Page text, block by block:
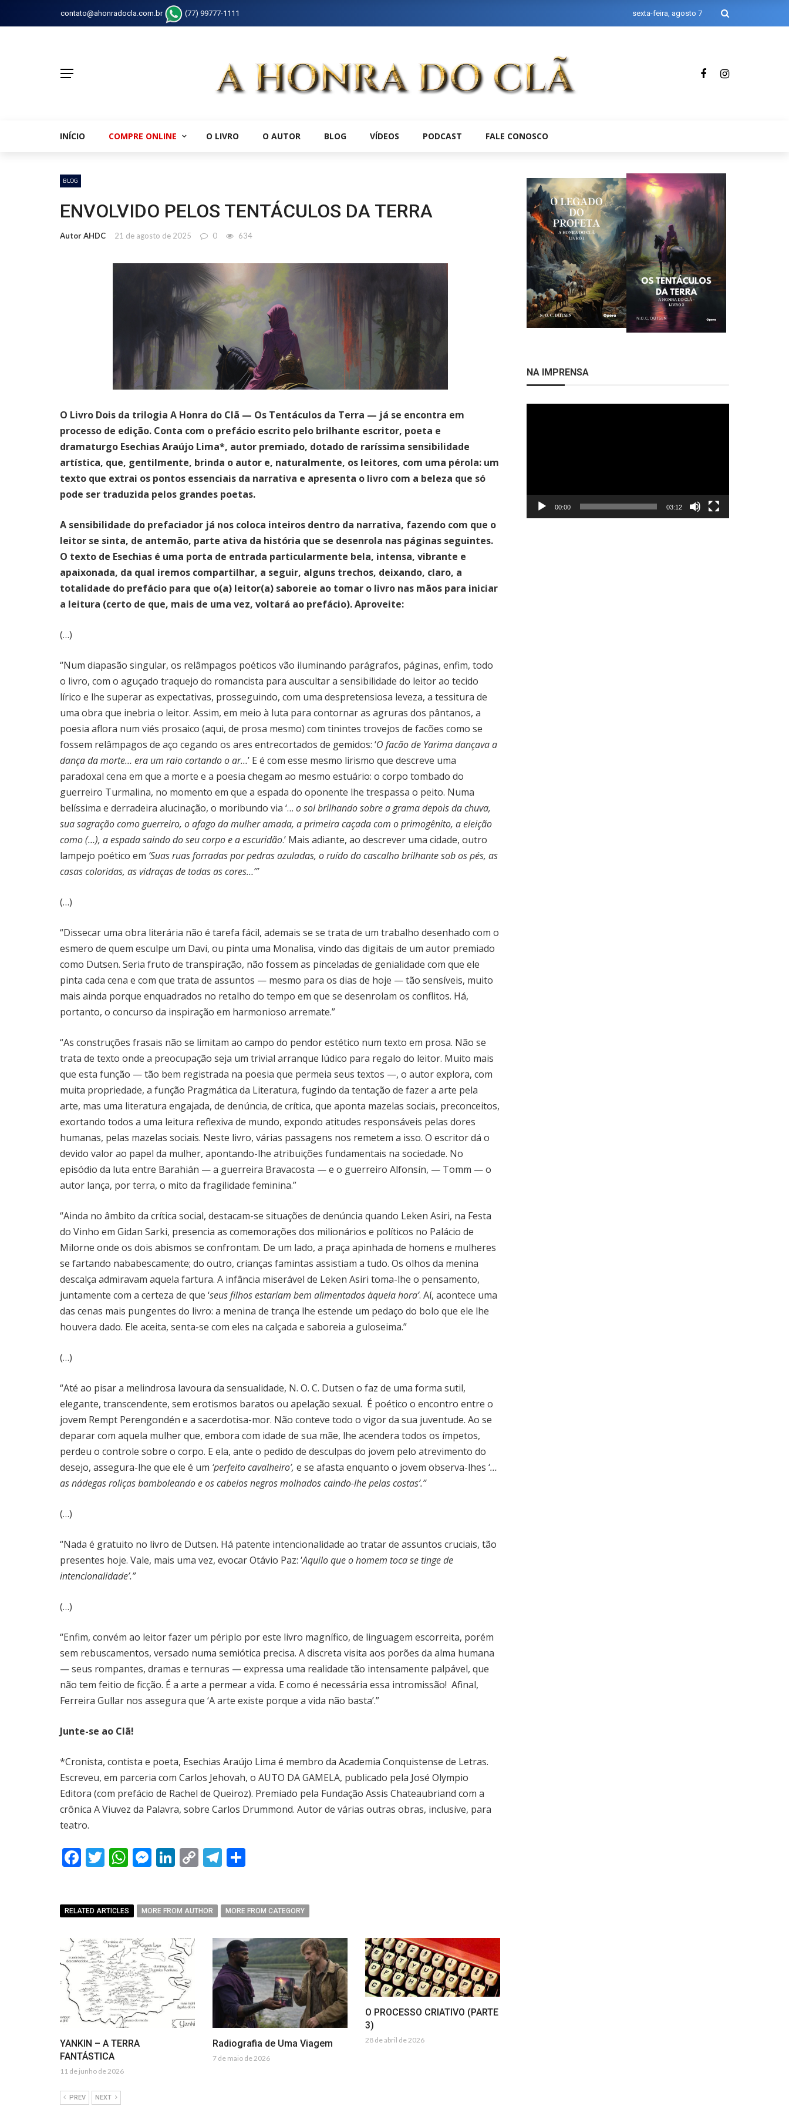
contato@ahonradocla.com.br (77) 99777-1111 sexta-feira, agosto 7
INÍCIO COMPRE ONLINE O LIVRO O AUTOR BLOG VÍDEOS PODCAST FALE CONOSCO
BLOG
ENVOLVIDO PELOS TENTÁCULOS DA TERRA
Autor AHDC 21 de agosto de 2025 0 634
O Livro Dois da trilogia A Honra do Clã — Os Tentáculos da Terra — já se encontra em
processo de edição. Conta com o prefácio escrito pelo brilhante escritor, poeta e
dramaturgo Esechias Araújo Lima*, autor premiado, dotado de raríssima sensibilidade
artística, que, gentilmente, brinda o autor e, naturalmente, os leitores, com uma pérola: um
texto que extrai os pontos essenciais da narrativa e apresenta o livro com a beleza que só
pode ser traduzida pelos grandes poetas.
A sensibilidade do prefaciador já nos coloca inteiros dentro da narrativa, fazendo com que o
leitor se sinta, de antemão, parte ativa da história que se desenrola nas páginas seguintes.
O texto de Esechias é uma porta de entrada particularmente bela, intensa, vibrante e
apaixonada, da qual iremos compartilhar, a seguir, alguns trechos, deixando, claro, a
totalidade do prefácio para que o(a) leitor(a) saboreie ao tomar o livro nas mãos para iniciar
a leitura (certo de que, mais de uma vez, voltará ao prefácio). Aproveite:
(…)
“Num diapasão singular, os relâmpagos poéticos vão iluminando parágrafos, páginas, enfim, todo
o livro, com o aguçado traquejo do romancista para auscultar a sensibilidade do leitor ao tecido
lírico e lhe superar as expectativas, prosseguindo, com uma despretensiosa leveza, a tessitura de
uma obra que inebria o leitor. Assim, em meio à luta para contornar as agruras dos pântanos, a
poesia aflora num viés prosaico (aqui, de prosa mesmo) com tinintes trovejos de facões como se
fossem relâmpagos de aço cegando os ares entrecortados de gemidos: ‘O facão de Yarima dançava a
dança da morte… era um raio cortando o ar…’ E é com esse mesmo lirismo que descreve uma
paradoxal cena em que a morte e a poesia chegam ao mesmo estuário: o corpo tombado do
guerreiro Turmalina, no momento em que a espada do oponente lhe trespassa o peito. Numa
belíssima e derradeira alucinação, o moribundo via ‘… o sol brilhando sobre a grama depois da chuva,
sua sagração como guerreiro, o afago da mulher amada, a primeira caçada com o primogênito, a eleição
como (…), a espada saindo do seu corpo e a escuridão.’ Mais adiante, ao descrever uma cidade, outro
lampejo poético em ‘Suas ruas forradas por pedras azuladas, o ruído do cascalho brilhante sob os pés, as
casas coloridas, as vidraças de todas as cores…’”
(…)
“Dissecar uma obra literária não é tarefa fácil, ademais se se trata de um trabalho desenhado com o
esmero de quem esculpe um Davi, ou pinta uma Monalisa, vindo das digitais de um autor premiado
como Dutsen. Seria fruto de transpiração, não fossem as pinceladas de genialidade com que ele
pinta cada cena e com que trata de assuntos — mesmo para os dias de hoje — tão sensíveis, muito
mais ainda porque enquadrados no retalho do tempo em que se desenrolam os conflitos. Há,
portanto, o concurso da inspiração em harmonioso arremate.”
“As construções frasais não se limitam ao campo do pendor estético num texto em prosa. Não se
trata de texto onde a preocupação seja um trivial arranque lúdico para regalo do leitor. Muito mais
que esta função — tão bem registrada na poesia que permeia seus textos —, o autor explora, com
muita propriedade, a função Pragmática da Literatura, fugindo da tentação de fazer a arte pela
arte, mas uma literatura engajada, de denúncia, de crítica, que aponta mazelas sociais, preconceitos,
exortando todos a uma leitura reflexiva de mundo, expondo atitudes responsáveis pelas dores
humanas, pelas mazelas sociais. Neste livro, várias passagens nos remetem a isso. O escritor dá o
devido valor ao papel da mulher, apontando-lhe atribuições fundamentais na sociedade. No
episódio da luta entre Barahián — a guerreira Bravacosta — e o guerreiro Alfonsín, — Tomm — o
autor lança, por terra, o mito da fragilidade feminina.”
“Ainda no âmbito da crítica social, destacam-se situações de denúncia quando Leken Asiri, na Festa
do Vinho em Gidan Sarki, presencia as comemorações dos milionários e políticos no Palácio de
Milorne onde os dois abismos se confrontam. De um lado, a praça apinhada de homens e mulheres
se fartando nababescamente; do outro, crianças famintas assistiam a tudo. Os olhos da menina
descalça admiravam aquela fartura. A infância miserável de Leken Asiri toma-lhe o pensamento,
juntamente com a certeza de que ‘seus filhos estariam bem alimentados àquela hora’. Aí, acontece uma
das cenas mais pungentes do livro: a menina de trança lhe estende um pedaço do bolo que ele lhe
houvera dado. Ele aceita, senta-se com eles na calçada e saboreia a guloseima.”
(…)
“Até ao pisar a melindrosa lavoura da sensualidade, N. O. C. Dutsen o faz de uma forma sutil,
elegante, transcendente, sem erotismos baratos ou apelação sexual. É poético o encontro entre o
jovem Rempt Perengondén e a sacerdotisa-mor. Não conteve todo o vigor da sua juventude. Ao se
deparar com aquela mulher que, embora com idade de sua mãe, lhe acendera todos os ímpetos,
perdeu o controle sobre o corpo. E ela, ante o pedido de desculpas do jovem pelo atrevimento do
desejo, assegura-lhe que ele é um ‘perfeito cavalheiro’, e se afasta enquanto o jovem observa-lhes ‘…
as nádegas roliças bamboleando e os cabelos negros molhados caindo-lhe pelas costas’.”
(…)
“Nada é gratuito no livro de Dutsen. Há patente intencionalidade ao tratar de assuntos cruciais, tão
presentes hoje. Vale, mais uma vez, evocar Otávio Paz: ‘Aquilo que o homem toca se tinge de
intencionalidade’.”
(…)
“Enfim, convém ao leitor fazer um périplo por este livro magnífico, de linguagem escorreita, porém
sem rebuscamentos, versado numa semiótica precisa. A discreta visita aos porões da alma humana
— seus rompantes, dramas e ternuras — expressa uma realidade tão intensamente palpável, que
não tem feitio de ficção. É a arte a permear a vida. E como é necessária essa intromissão! Afinal,
Ferreira Gullar nos assegura que ‘A arte existe porque a vida não basta’.”
Junte-se ao Clã!
*Cronista, contista e poeta, Esechias Araújo Lima é membro da Academia Conquistense de Letras.
Escreveu, em parceria com Carlos Jehovah, o AUTO DA GAMELA, publicado pela José Olympio
Editora (com prefácio de Rachel de Queiroz). Premiado pela Fundação Assis Chateaubriand com a
crônica A Viuvez da Palavra, sobre Carlos Drummond. Autor de várias outras obras, inclusive, para
teatro.
Facebook
Twitter
WhatsApp
Messenger
LinkedIn
CopyTelegram
RELATED ARTICLES MORE FROM AUTHOR MORE FROM CATEGORY
YANKIN – A TERRA
FANTÁSTICA
11 de junho de 2026
Radiografia de Uma Viagem
7 de maio de 2026
O PROCESSO CRIATIVO (PARTE
3)
28 de abril de 2026
PREV NEXT
NA IMPRENSA
00:00 03:12